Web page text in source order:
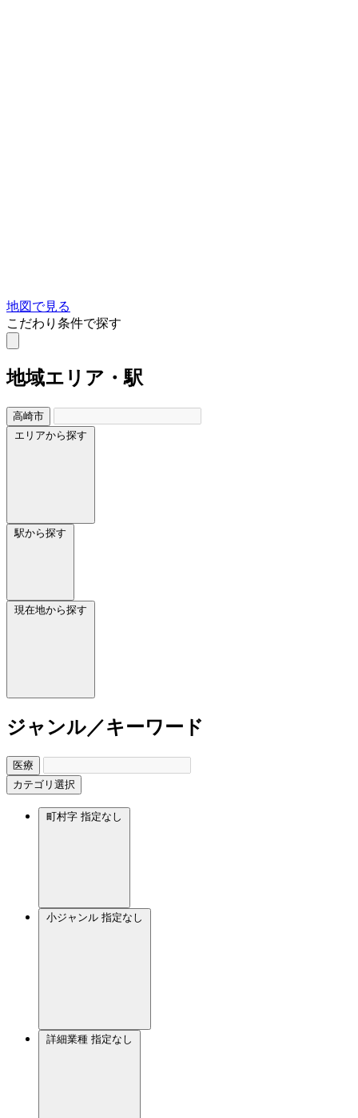
地図で見る
こだわり条件で探す
地域エリア・駅
高崎市
エリアから探す
駅から探す
現在地から探す
ジャンル／キーワード
医療
カテゴリ選択
町村字 指定なし
小ジャンル 指定なし
詳細業種 指定なし